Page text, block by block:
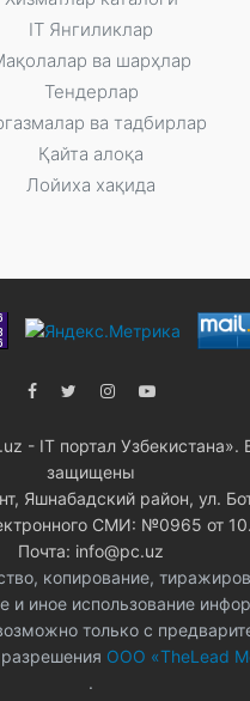
IT Янгиликлар
ва шарҳлар
Тендерлар
ва тадбирлар
Қайта алоқа
Лойиха хақида
- IT портал Узбекистана».
защищены
Яшнабадский район, ул.
СМИ: №0965 от
Почта: info@pc.uz
копирование,
и иное использование
только с
ООО «TheLead
.